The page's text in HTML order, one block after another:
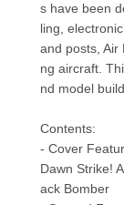
s have been
ling,
and posts, Air
ng aircraft.
nd model
Contents:
- Cover
Dawn Strike!
ack Bomber